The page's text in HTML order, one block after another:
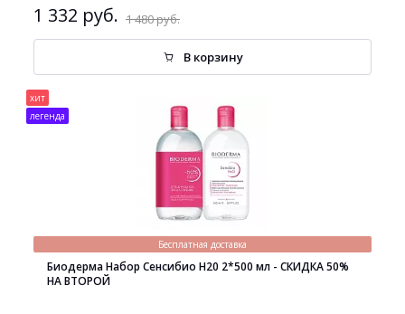
1 332 руб. 1 480 руб.
В корзину
хит
легенда
Бесплатная доставка
Биодерма Набор Сенсибио H20 2*500 мл - СКИДКА 50%
НА ВТОРОЙ